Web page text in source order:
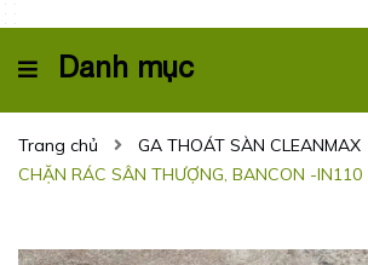
Danh mục
Trang chủ GA THOÁT SÀN CLEANMAX
CHẶN RÁC SÂN THƯỢNG, BANCON -IN110